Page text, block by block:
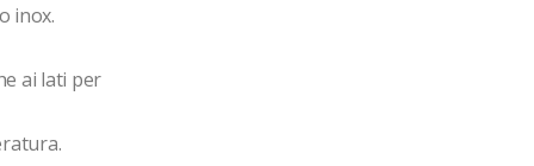
inox.
ai lati per